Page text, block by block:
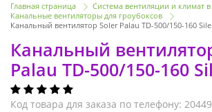
Главная страница
Система вентиляции и климат
Канальные вентиляторы для гроубоксов
Канальный вентилятор Soler Palau TD-500/150-160
Канальный
Palau TD-500/150-160
Код товара для заказа по телефону: 20449